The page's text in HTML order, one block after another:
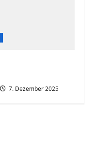
7. Dezember 2025